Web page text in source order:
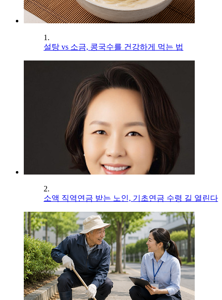
1.
설탕 vs 소금, 콩국수를 건강하게 먹는 법
2.
소액 직역연금 받는 노인, 기초연금 수령 길 열린다